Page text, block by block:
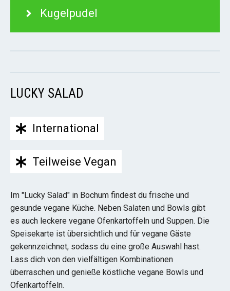
Kugelpudel
LUCKY SALAD
International
Teilweise Vegan
Im "Lucky Salad" in Bochum findest du frische und
gesunde vegane Küche. Neben Salaten und Bowls gibt
es auch leckere vegane Ofenkartoffeln und Suppen. Die
Speisekarte ist übersichtlich und für vegane Gäste
gekennzeichnet, sodass du eine große Auswahl hast.
Lass dich von den vielfältigen Kombinationen
überraschen und genieße köstliche vegane Bowls und
Ofenkartoffeln.